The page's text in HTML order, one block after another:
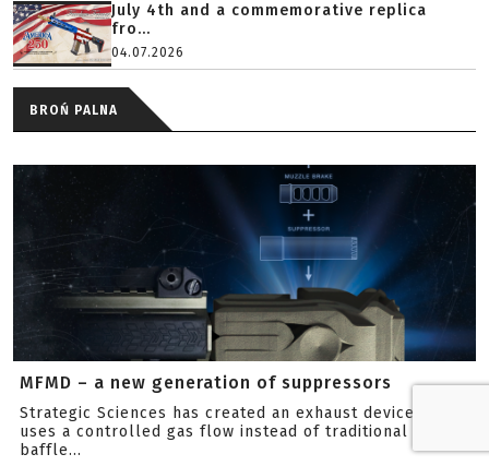
July 4th and a commemorative replica
fro...
04.07.2026
BROŃ PALNA
MFMD – a new generation of suppressors
Strategic Sciences has created an exhaust device that
uses a controlled gas flow instead of traditional
baffle...